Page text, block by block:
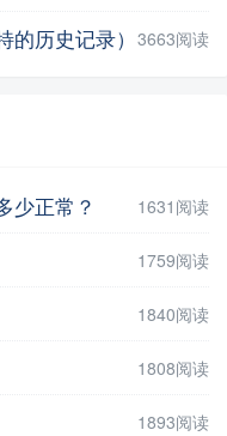
历史记录） 3663阅读
少正常？ 1631阅读
1759阅读
1840阅读
1808阅读
1893阅读